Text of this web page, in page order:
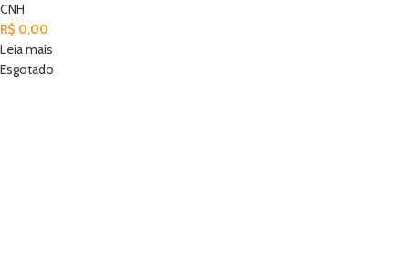
CNH
R$ 0,00
Leia mais
Esgotado